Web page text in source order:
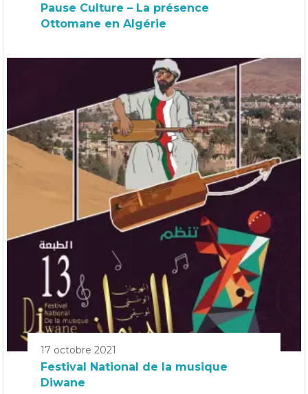
Pause Culture – La présence
Ottomane en Algérie
17 octobre 2021
Festival National de la musique
Diwane